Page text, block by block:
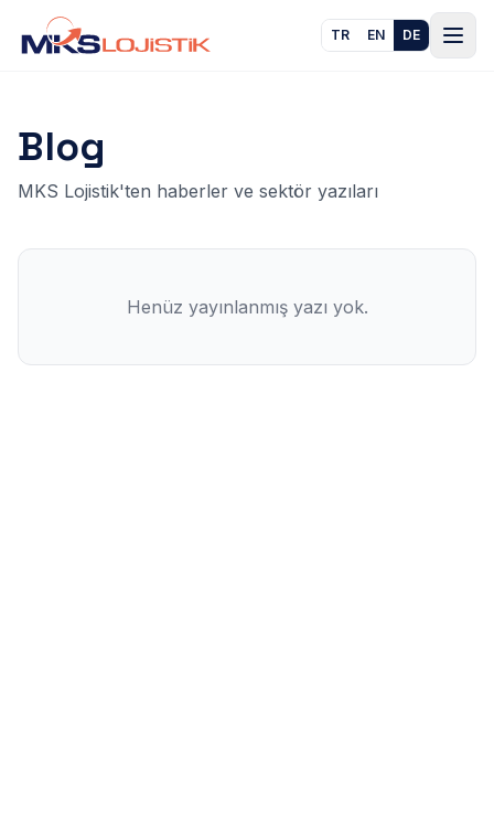
TR EN DE
Blog
MKS Lojistik'ten haberler ve sektör yazıları
Henüz yayınlanmış yazı yok.